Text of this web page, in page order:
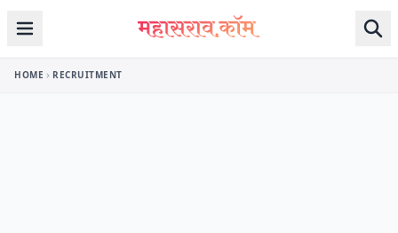
Skip to content
HOME RECRUITMENT